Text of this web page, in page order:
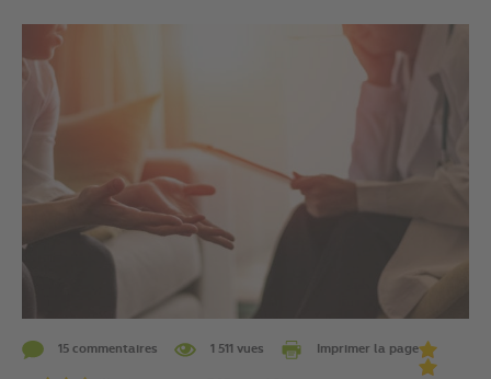
15 commentaires 1 511 vues Imprimer la page